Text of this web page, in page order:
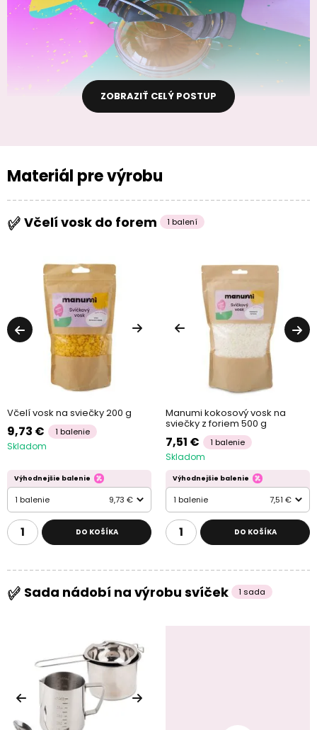
ZOBRAZIŤ CELÝ POSTUP
Materiál pre výrobu
Včelí vosk do forem 1 balení
Včelí vosk na sviečky 200 g
9,73 € 1 balenie
Skladom
Výhodnejšie balenie
1 balenie 9,73 €
DO KOŠÍKA
Manumi kokosový vosk na
sviečky z foriem 500 g
7,51 € 1 balenie
Skladom
Výhodnejšie balenie
1 balenie 7,51 €
DO KOŠÍKA
Sada nádobí na výrobu svíček 1 sada